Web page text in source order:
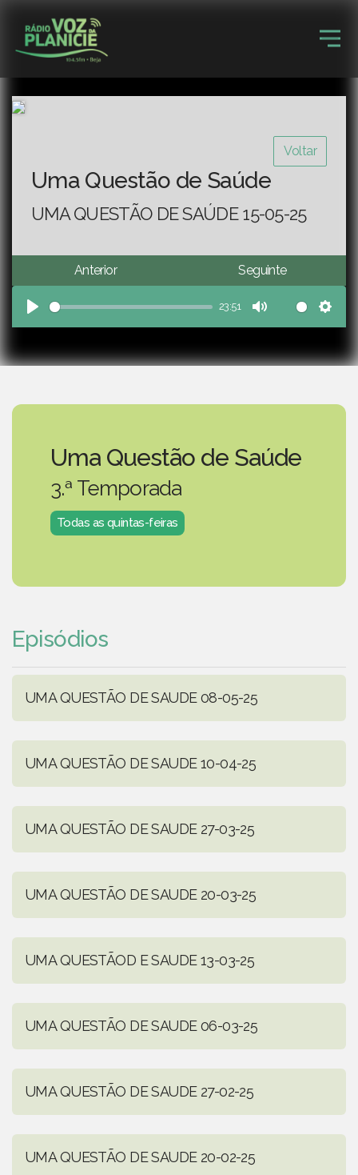
Voltar
Uma Questão de Saúde
UMA QUESTÃO DE SAÚDE 15-05-25
Anterior Seguinte
Play
23:51
Mute
Uma Questão de Saúde
3.ª Temporada
Todas as quintas-feiras
Episódios
UMA QUESTÃO DE SAUDE 08-05-25
UMA QUESTÃO DE SAUDE 10-04-25
UMA QUESTÃO DE SAUDE 27-03-25
UMA QUESTÃO DE SAUDE 20-03-25
UMA QUESTÃOD E SAUDE 13-03-25
UMA QUESTÃO DE SAUDE 06-03-25
UMA QUESTÃO DE SAUDE 27-02-25
UMA QUESTÃO DE SAUDE 20-02-25